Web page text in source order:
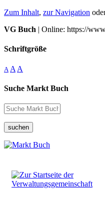
Zum Inhalt, zur Navigation
VG Buch | Online: https://
Schriftgröße
A A A
Suche Markt Buch
suchen